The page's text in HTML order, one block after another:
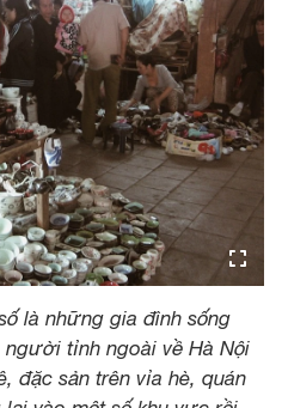
là những gia đình sống
người tỉnh ngoài về Hà Nội
đặc sản trên vỉa hè, quán